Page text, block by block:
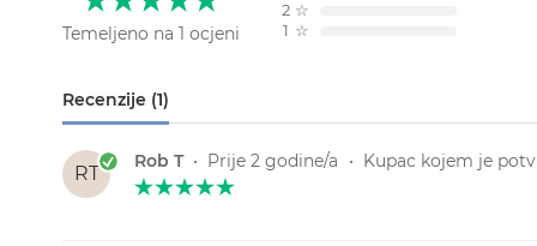
Temeljeno na 1 ocjeni
2 ☆
1 ☆
Recenzije (1)
RT
Rob T • Prije 2 godine/a • Kupac kojem je